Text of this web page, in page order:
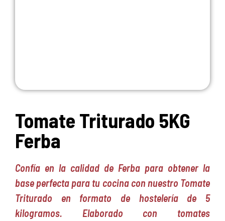
Tomate Triturado 5KG
Ferba
Confía en la calidad de Ferba para obtener la
base perfecta para tu cocina con nuestro Tomate
Triturado en formato de hostelería de 5
kilogramos. Elaborado con tomates